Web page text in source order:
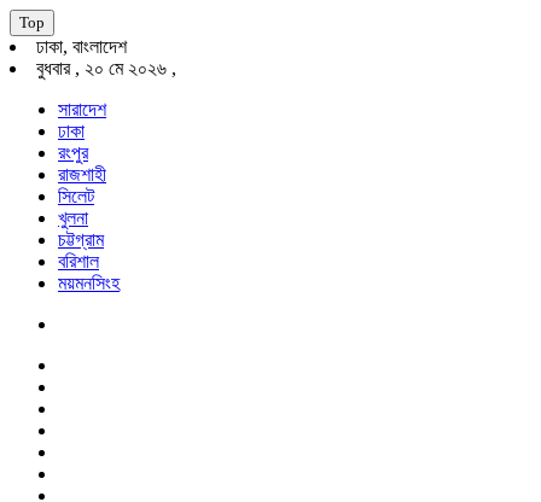
Top
ঢাকা, বাংলাদেশ
বুধবার , ২০ মে ২০২৬ ,
সারাদেশ
ঢাকা
রংপুর
রাজশাহী
সিলেট
খুলনা
চট্টগ্রাম
বরিশাল
ময়মনসিংহ